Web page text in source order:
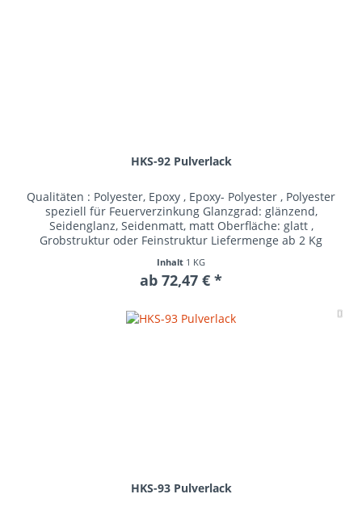
HKS-92 Pulverlack
Qualitäten : Polyester, Epoxy , Epoxy- Polyester , Polyester
speziell für Feuerverzinkung Glanzgrad: glänzend,
Seidenglanz, Seidenmatt, matt Oberfläche: glatt ,
Grobstruktur oder Feinstruktur Liefermenge ab 2 Kg
Inhalt 1 KG
ab 72,47 € *
HKS-93 Pulverlack